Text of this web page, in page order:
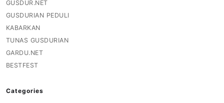
GUSDUR.NET
GUSDURIAN PEDULI
KABARKAN
TUNAS GUSDURIAN
GARDU.NET
BESTFEST
Categories